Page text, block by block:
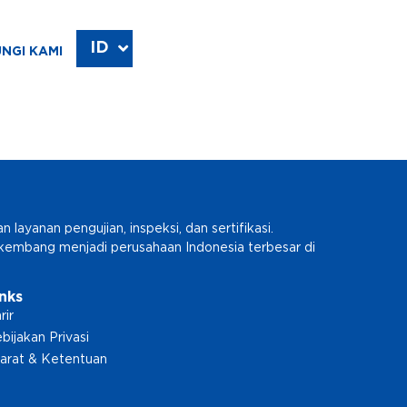
KAMI ID
EN
layanan pengujian, inspeksi, dan sertifikasi.
menjadi perusahaan Indonesia terbesar di
Privasi
& Ketentuan